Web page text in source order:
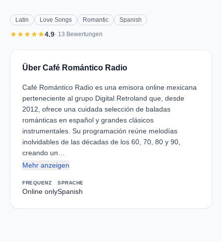
Latin Love Songs Romantic Spanish
starstarstarstarstar4.9· 13 Bewertungen
Über Café Romántico Radio
Café Romántico Radio es una emisora online mexicana
perteneciente al grupo Digital Retroland que, desde
2012, ofrece una cuidada selección de baladas
románticas en español y grandes clásicos
instrumentales. Su programación reúne melodías
inolvidables de las décadas de los 60, 70, 80 y 90,
creando un…
Mehr anzeigen
FREQUENZ
Online only
SPRACHE
Spanish